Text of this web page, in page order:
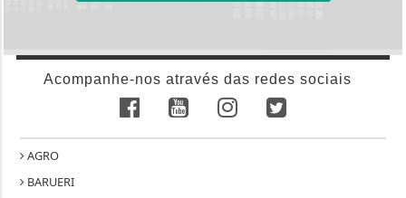
Acompanhe-nos através das redes sociais
AGRO
BARUERI